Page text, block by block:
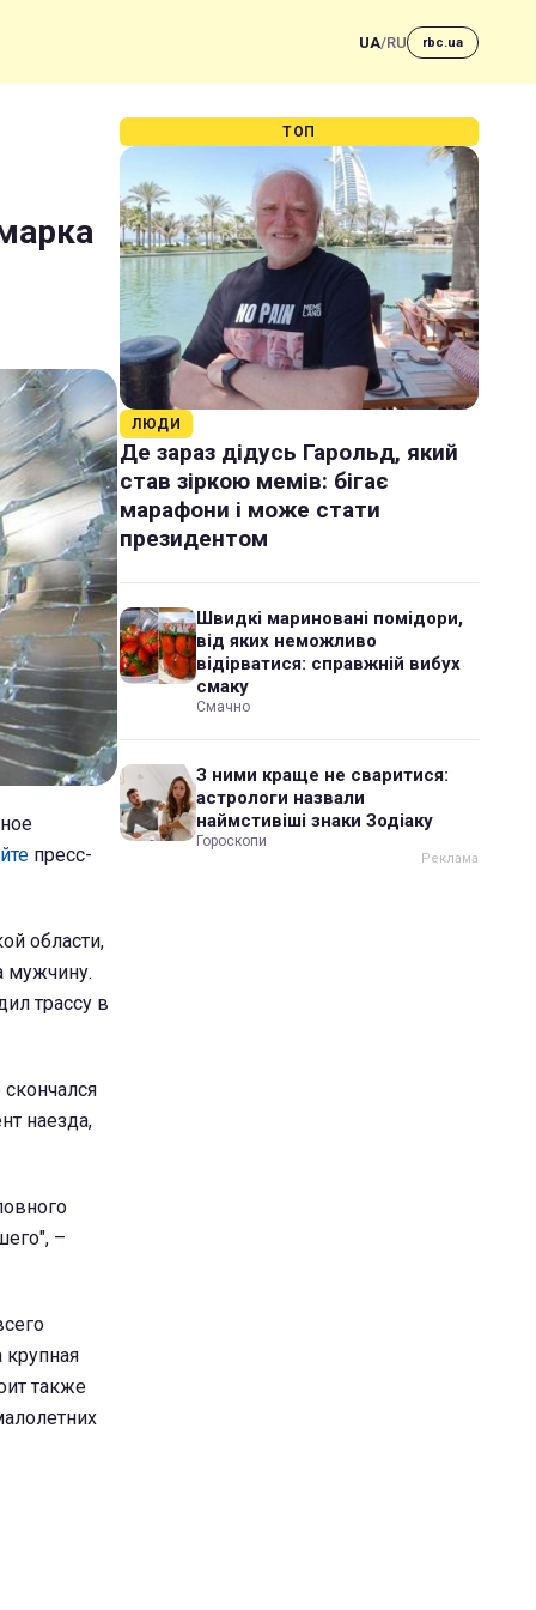
UA/RU rbc.ua
пресс-
области,
мужчину.
трассу в
наезда,
–
крупная
также
ТОП
ЛЮДИ
Де зараз дідусь Гарольд, який
став зіркою мемів: бігає
марафони і може стати
президентом
Швидкі мариновані помідори,
від яких неможливо
відірватися: справжній вибух
смаку
Смачно
З ними краще не сваритися:
астрологи назвали
наймстивіші знаки Зодіаку
Гороскопи